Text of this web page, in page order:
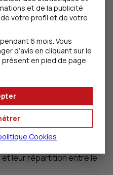
modifiés, sauf s’ils sont
bail (location nue ou
telles que :
nombre de pièces, ses
bail
modalités de paiement des
et leur répartition entre le
et de la publicité
votre profil et de votre
6 mois. Vous
d’avis en cliquant sur le
présent en pied de page
Cookies